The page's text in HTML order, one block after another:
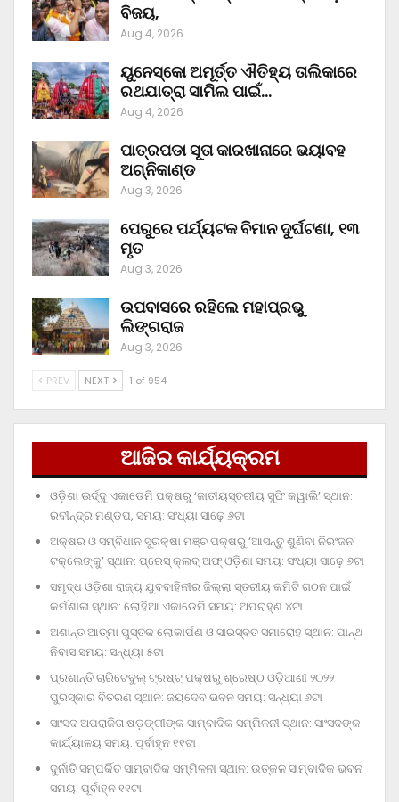
ବିଜୟ,
Aug 4, 2026
ୟୁନେସ୍କୋ ଅମୂର୍ତ୍ତ ଐତିହ୍ୟ ତାଲିକାରେ
ରଥଯାତ୍ରା ସାମିଲ ପାଇଁ…
Aug 4, 2026
ପାତ୍ରପଡା ସୂତା କାରଖାନାରେ ଭୟାବହ
ଅଗ୍ନିକାଣ୍ଡ
Aug 3, 2026
ପେରୁରେ ପର୍ଯ୍ୟଟକ ବିମାନ ଦୁର୍ଘଟଣା, ୧୩
ମୃତ
Aug 3, 2026
ଉପବାସରେ ରହିଲେ ମହାପ୍ରଭୁ
ଲିଙ୍ଗରାଜ
Aug 3, 2026
PREV NEXT 1 of 954
ଆଜିର କାର୍ଯ୍ୟକ୍ରମ
ଓଡ଼ିଶା ଊର୍ଦ୍ଦୁ ଏକାଡେମି ପକ୍ଷରୁ ‘ଜାତୀୟସ୍ତରୀୟ ସୁଫି କୱାଲି’ ସ୍ଥାନ:
ରବୀନ୍ଦ୍ର ମଣ୍ଡପ, ସମୟ: ସଂଧ୍ୟା ସାଢ଼େ ୬ଟା
ଅକ୍ଷର ଓ ସମ୍ବିଧାନ ସୁରକ୍ଷା ମଞ୍ଚ ପକ୍ଷରୁ ‘ଆସନ୍ତୁ ଶୁଣିବା ନିରଂଜନ
ଟକ୍‌ଲେଙ୍କୁ’ ସ୍ଥାନ: ପ୍ରେସ୍‌ କ୍ଲବ୍‌ ଅଫ୍‌ ଓଡ଼ିଶା ସମୟ: ସଂଧ୍ୟା ସାଢ଼େ ୬ଟା
ସମୃଦ୍ଧ ଓଡ଼ିଶା ରାଜ୍ୟ ଯୁବବାହିନୀର ଜିଲ୍ଲା ସ୍ତରୀୟ କମିଟି ଗଠନ ପାଇଁ
କର୍ମଶାଳା ସ୍ଥାନ: ଲୋହିଆ ଏକାଡେମି ସମୟ: ଅପରାହ୍‌ଣ ୪ଟା
ଅଶାନ୍ତ ଆତ୍ମା ପୁସ୍ତକ ଲୋକାର୍ପଣ ଓ ସାରସ୍ବତ ସମାରୋହ ସ୍ଥାନ: ପାନ୍ଥ
ନିବାସ ସମୟ: ସନ୍ଧ୍ୟା ୫ଟା
ପ୍ରଶାନ୍ତି ଚାରିଟେବୁଲ୍‌ ଟ୍ରଷ୍ଟ୍‌ ପକ୍ଷରୁ ଶ୍ରେଷ୍ଠ ଓଡ଼ିଆଣୀ ୨୦୨୨
ପୁରସ୍କାର ବିତରଣ ସ୍ଥାନ: ଜୟଦେବ ଭବନ ସମୟ: ସନ୍ଧ୍ୟା ୬ଟା
ସାଂସଦ ଅପରାଜିତା ଷଡ଼ଙ୍ଗୀଙ୍କ ସାମ୍ବାଦିକ ସମ୍ମିଳନୀ ସ୍ଥାନ: ସାଂସଦଙ୍କ
କାର୍ଯ୍ୟାଳୟ ସମୟ: ପୂର୍ବାହ୍ନ ୧୧ଟା
ଦୁର୍ନୀତି ସମ୍ପର୍କିତ ସାମ୍ବାଦିକ ସମ୍ମିଳନୀ ସ୍ଥାନ: ଉତ୍କଳ ସାମ୍ବାଦିକ ଭବନ
ସମୟ: ପୂର୍ବାହ୍ନ ୧୧ଟା